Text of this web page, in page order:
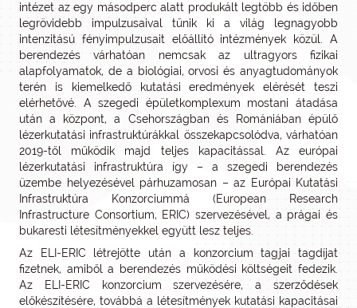
intézet az egy másodperc alatt produkált legtöbb és időben
legrövidebb impulzusaival tűnik ki a világ legnagyobb
intenzitású fényimpulzusait előállító intézmények közül. A
berendezés várhatóan nemcsak az ultragyors fizikai
alapfolyamatok, de a biológiai, orvosi és anyagtudományok
terén is kiemelkedő kutatási eredmények elérését teszi
elérhetővé. A szegedi épületkomplexum mostani átadása
után a központ, a Csehországban és Romániában épülő
lézerkutatási infrastruktúrákkal összekapcsolódva, várhatóan
2019-től működik majd teljes kapacitással. Az európai
lézerkutatási infrastruktúra így – a szegedi berendezés
üzembe helyezésével párhuzamosan – az Európai Kutatási
Infrastruktúra Konzorciummá (European Research
Infrastructure Consortium, ERIC) szervezésével, a prágai és
bukaresti létesítményekkel együtt lesz teljes.
Az ELI-ERIC létrejötte után a konzorcium tagjai tagdíjat
fizetnek, amiből a berendezés működési költségeit fedezik.
Az ELI-ERIC konzorcium szervezésére, a szerződések
előkészítésére, továbbá a létesítmények kutatási kapacitásai